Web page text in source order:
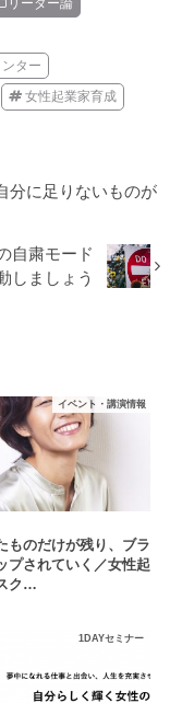
リーダー論
ンター
女性起業家育成
分に足りないものが
自粛モード
しましょう
イベント・講演情報
ものだけが残り、ブラ
プされていく／女性起
ク…
1DAYセミナー